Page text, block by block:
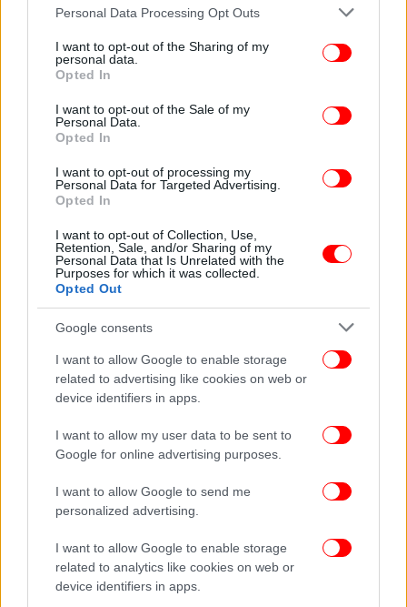
Please note that this website/app uses one or more Google
not limited to your visit or usage behaviour. You may click to
grant or deny consent to Google and its third-party tags to
use your data for below specified purposes in below Google
consent section.
Personal Data Processing Opt Outs
I want to opt-out of the Sharing of my
personal data.
Opted In
I want to opt-out of the Sale of my
Personal Data.
Opted In
I want to opt-out of processing my
Personal Data for Targeted Advertising.
Opted In
I want to opt-out of Collection, Use,
Retention, Sale, and/or Sharing of my
Personal Data that Is Unrelated with the
Purposes for which it was collected.
Opted Out
Google consents
I want to allow Google to enable storage
related to advertising like cookies on web or
device identifiers in apps.
I want to allow my user data to be sent to
Google for online advertising purposes.
I want to allow Google to send me
personalized advertising.
I want to allow Google to enable storage
related to analytics like cookies on web or
device identifiers in apps.
«αναδείχτηκε μέσα από πραξικοπηματικές
ενέργειες, με τη στήριξη των ΗΠΑ, της ΕΕ, του ΝΑΤΟ
και την αξιοποίηση ακόμη και φασιστικών
ομάδων».
Όπως αναφέρει «η επίσκεψη συνέπεσε με τη νέα
αιματοχυσία που έχει ξεσπάσει, με
πρωταγωνιστικές ευθύνες του σημερινού
κυβέρνησης».